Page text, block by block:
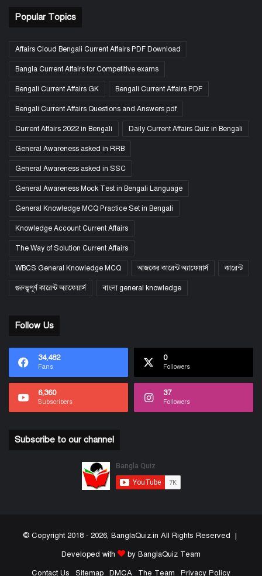
Popular Topics
Affairs Cloud Bengali Current Affairs PDF Download
Bangla Current Affairs for Competitive exams
Bengali Current Affairs GK Bengali Current Affairs PDF
Bengali Current Affairs Questions and Answers pdf
Current Affairs 2022 in Bengali Daily Current Affairs Quiz in Bengali
General Awareness asked in RRB
General Awareness asked in SSC
General Awareness Mock Test in Bengali Language
General Knowledge MCQ Practice Set in Bengali
Knowledge Account Current Affairs
The Way of Solution Current Affairs
WBCS General Knowledge MCQ আজকের কারেন্ট অ্যাফেয়ার্স কারেন্ট
গুরুত্বপূর্ণ কারেন্ট অ্যাফেয়ার্স বাংলা general knowledge
Follow Us
34,482
Fans
0
Followers
6,360
Subscribers
37
Followers
Subscribe to our channel
© Copyright 2018 - 2026, BanglaQuiz.in All Rights Reserved |
Developed with
by BanglaQuiz Team
Contact Us
Sitemap DMCA The Team Privacy Policy